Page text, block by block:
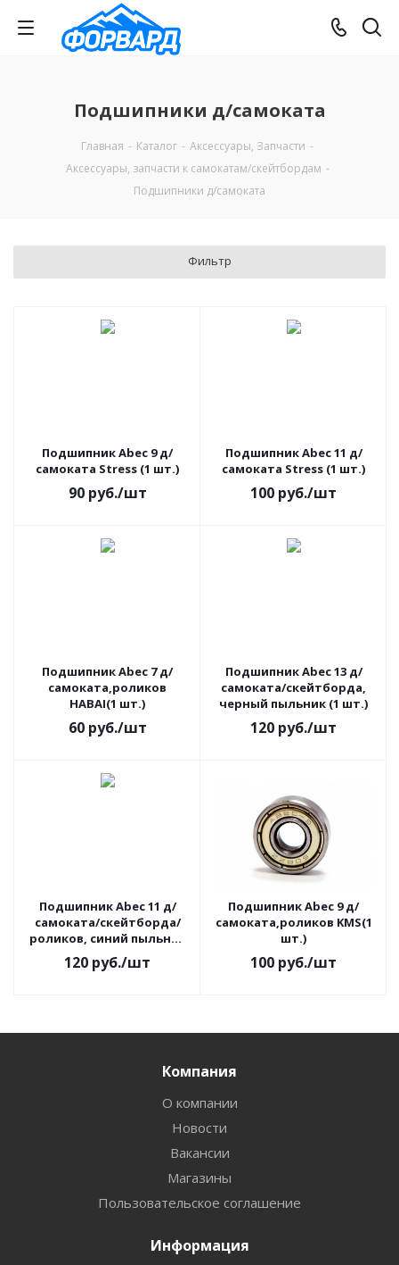
Подшипники д/самоката
Главная - Каталог - Аксессуары, Запчасти -
Аксессуары, запчасти к самокатам/скейтбордам -
Подшипники д/самоката
Фильтр
Подшипник Abec 9 д/
самоката Stress (1 шт.)
90руб./шт
Подшипник Abec 11 д/
самоката Stress (1 шт.)
100 руб./шт
Подшипник Abec 7 д/
самоката,роликов
HABAI(1 шт.)
60руб./шт
Подшипник Abec 13 д/
самоката/скейтборда,
черный пыльник (1 шт.)
120 руб./шт
Подшипник Abec 11 д/
самоката/скейтборда/
роликов, синий пыльник
(1 шт.)
120 руб./шт
Подшипник Abec 9 д/
самоката,роликов KMS(1
шт.)
100 руб./шт
Компания
О компании
Новости
Вакансии
Магазины
Пользовательское соглашение
Информация